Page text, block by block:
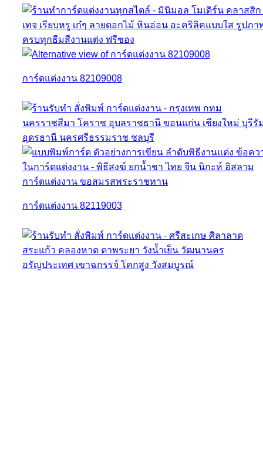
การ์ดแต่งงาน 82109008
การ์ดแต่งงาน 82119003